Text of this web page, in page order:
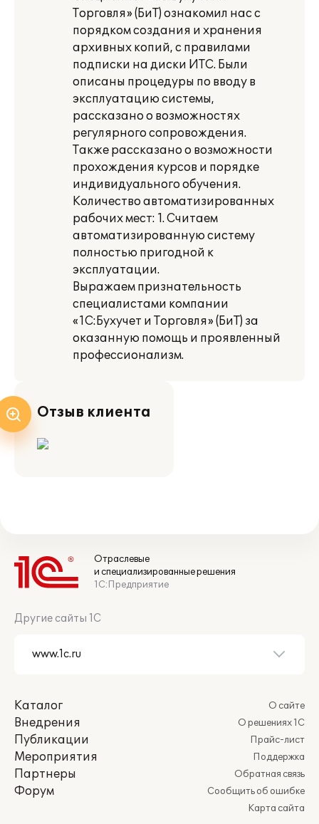
Торговля» (БиТ) ознакомил нас с
порядком создания и хранения
архивных копий, с правилами
подписки на диски ИТС. Были
описаны процедуры по вводу в
эксплуатацию системы,
рассказано о возможностях
регулярного сопровождения.
Также рассказано о возможности
прохождения курсов и порядке
индивидуального обучения.
Количество автоматизированных
рабочих мест: 1. Считаем
автоматизированную систему
полностью пригодной к
эксплуатации.
Выражаем признательность
специалистами компании
«1С:Бухучет и Торговля» (БиТ) за
оказанную помощь и проявленный
профессионализм.
Отзыв клиента
Отраслевые
и специализированные решения
1С:Предприятие
Другие сайты 1С
Каталог
Внедрения
Публикации
Мероприятия
Партнеры
Форум
О сайте
О решениях 1С
Прайс-лист
Поддержка
Обратная связь
Сообщить об ошибке
Карта сайта